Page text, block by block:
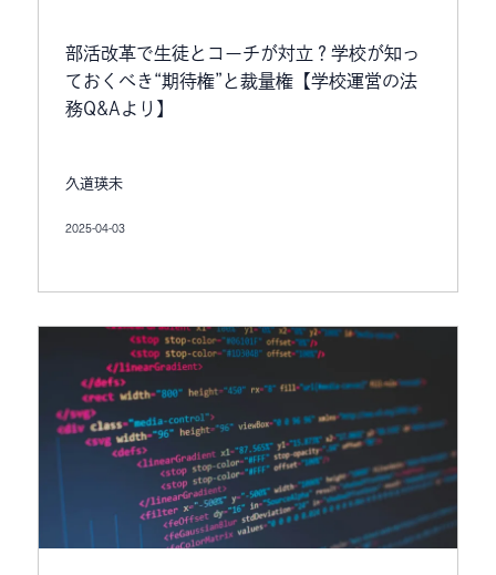
部活改革で生徒とコーチが対立？学校が知っ
ておくべき“期待権”と裁量権【学校運営の法
務Q&Aより】
久道瑛未
2025-04-03